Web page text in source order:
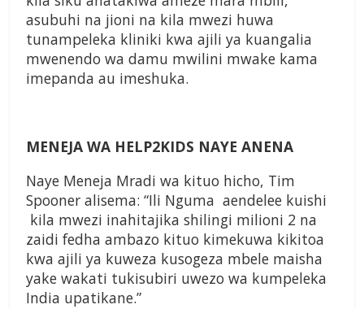
asubuhi na jioni na kila mwezi huwa
tunampeleka kliniki kwa ajili ya kuangalia
mwenendo wa damu mwilini mwake kama
imepanda au imeshuka.
MENEJA WA HELP2KIDS NAYE ANENA
Naye Meneja Mradi wa kituo hicho, Tim
Spooner alisema: “Ili Nguma aendelee kuishi
kila mwezi inahitajika shilingi milioni 2 na
zaidi fedha ambazo kituo kimekuwa kikitoa
kwa ajili ya kuweza kusogeza mbele maisha
yake wakati tukisubiri uwezo wa kumpeleka
India upatikane.”